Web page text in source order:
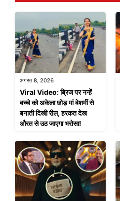
अगस्त 8, 2026
Viral Video: ब्रिज पर नन्हें
बच्चे को अकेला छोड़ मां बेशर्मी से
बनाती दिखी रील, हरकत देख
औरत से उठ जाएगा भरोसा!